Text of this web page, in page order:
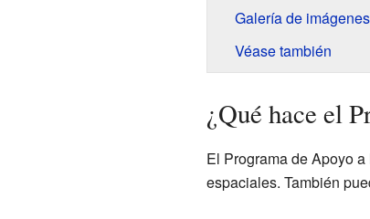
Galería de imágenes
Véase también
¿Qué hace el
El Programa de Apoyo
espaciales. También